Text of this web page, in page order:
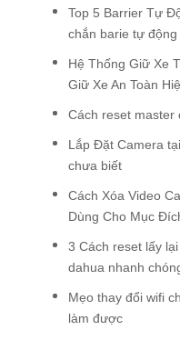
Top 5 Barrier Tự
chắn barie tự động
Hệ Thống Giữ Xe
Giữ Xe An Toàn
Cách reset master
Lắp Đặt Camera
chưa biết
Cách Xóa Video
Dùng Cho Mục
3 Cách reset lấy
dahua nhanh
Mẹo thay đổi wifi
làm được